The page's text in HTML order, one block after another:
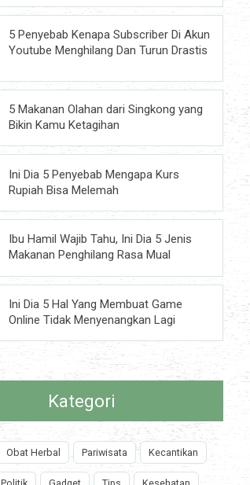
5 Penyebab Kenapa Subscriber Di Akun
Youtube Menghilang Dan Turun Drastis
5 Makanan Olahan dari Singkong yang
Bikin Kamu Ketagihan
Ini Dia 5 Penyebab Mengapa Kurs
Rupiah Bisa Melemah
Ibu Hamil Wajib Tahu, Ini Dia 5 Jenis
Makanan Penghilang Rasa Mual
Ini Dia 5 Hal Yang Membuat Game
Online Tidak Menyenangkan Lagi
Kategori
Obat Herbal Pariwisata Kecantikan